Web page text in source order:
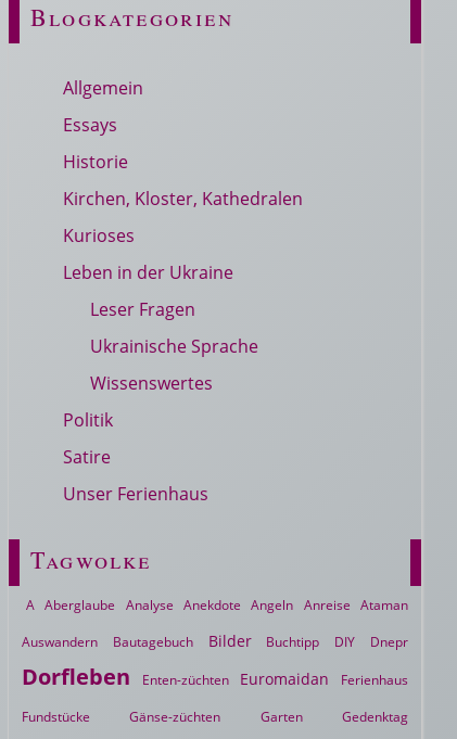
Blogkategorien
Allgemein
Essays
Historie
Kirchen, Kloster, Kathedralen
Kurioses
Leben in der Ukraine
Leser Fragen
Ukrainische Sprache
Wissenswertes
Politik
Satire
Unser Ferienhaus
Tagwolke
A Aberglaube Analyse Anekdote Angeln Anreise Ataman
Auswandern
Bautagebuch Bilder Buchtipp DIY Dnepr
Dorfleben Enten-züchten Euromaidan
Ferienhaus
Fundstücke
Gänse-züchten Garten Gedenktag